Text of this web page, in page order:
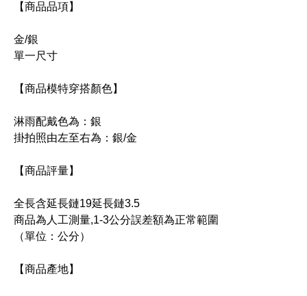
【商品品項】
金/銀
單一尺寸
【商品模特穿搭顏色】
淋雨配戴色為：銀
掛拍照由左至右為：銀/金
【商品評量】
全長含延長鏈19延長鏈3.5
商品為人工測量,1-3公分誤差額為正常範圍
（單位：公分）
【商品產地】